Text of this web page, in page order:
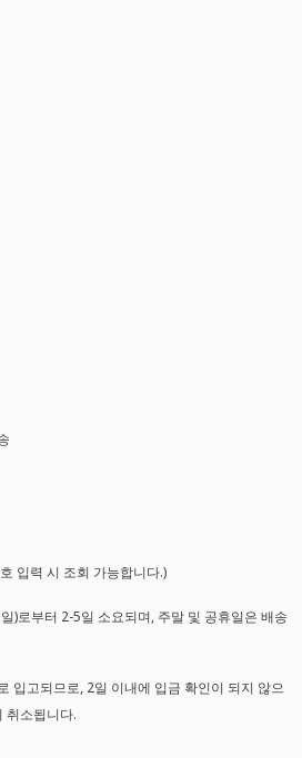
입력 시 조회 가능합니다.)
)로부터 2-5일 소요되며, 주말 및 공휴일은 배송
입고되므로, 2일 이내에 입금 확인이 되지 않으
취소됩니다.